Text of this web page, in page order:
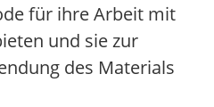
für ihre Arbeit mit
und sie zur
des Materials